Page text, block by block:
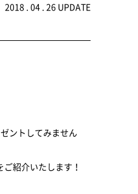
2018 . 04 . 26 UPDATE
ントしてみません
紹介いたします！